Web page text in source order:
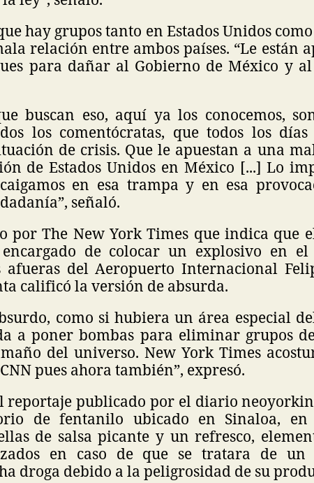
hay grupos tanto en Estados Unidos
relación entre ambos países. “Le están
para dañar al Gobierno de México y
buscan eso, aquí ya los conocemos,
los comentócratas, que todos los
de crisis. Que le apuestan a una
de Estados Unidos en México [...] Lo
en esa trampa y en esa
señaló.
por The New York Times que indica que
de colocar un explosivo en
afueras del Aeropuerto Internacional
calificó la versión de absurda.
como si hubiera un área especial
a poner bombas para eliminar grupos
del universo. New York Times
pues ahora también”, expresó.
reportaje publicado por el diario
de fentanilo ubicado en Sinaloa,
de salsa picante y un refresco,
en caso de que se tratara de un
droga debido a la peligrosidad de su